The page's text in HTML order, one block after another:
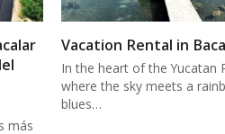
más
Vacation Rental in
In the heart of the Yucatan
where the sky meets a
blues…